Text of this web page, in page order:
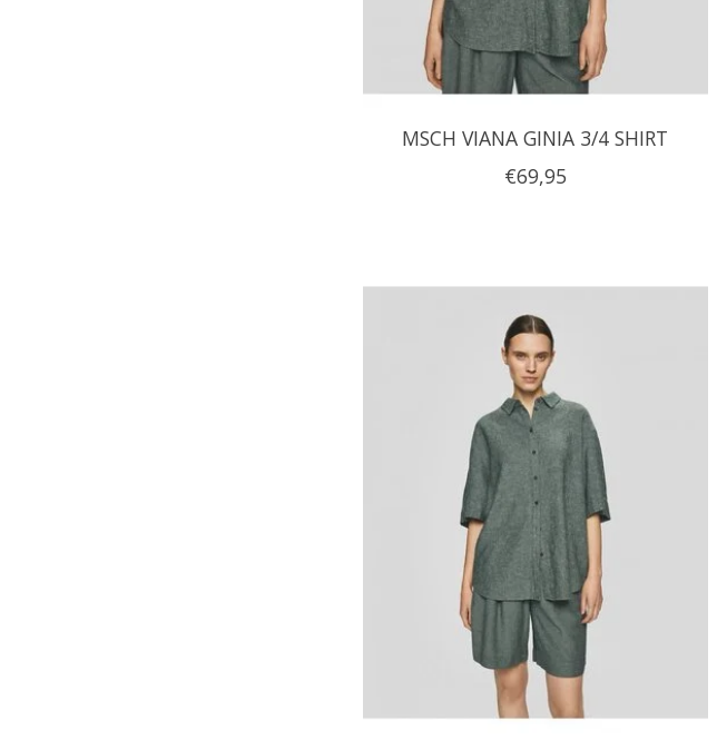
MSCH VIANA GINIA 3/4 SHIRT
€69,95